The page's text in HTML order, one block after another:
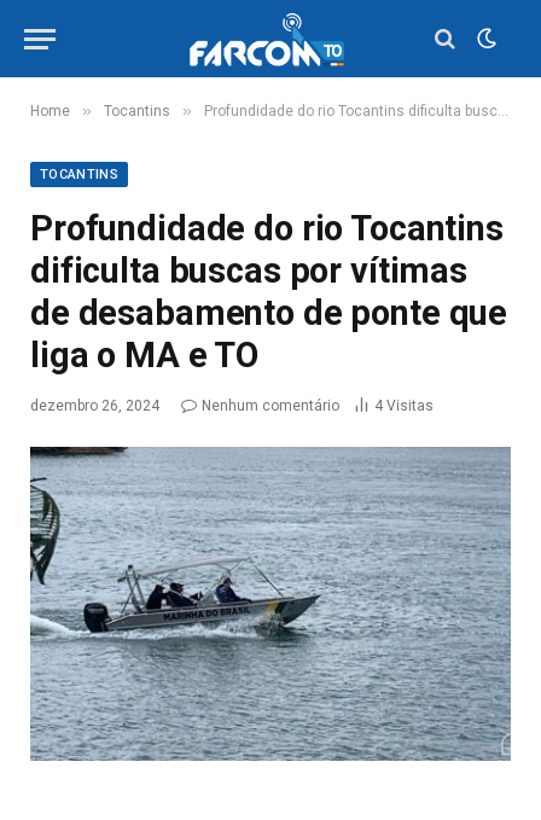
Home » Tocantins » Profundidade do rio Tocantins dificulta buscas por vítimas de desabamento de ponte que liga o MA e TO
TOCANTINS
Profundidade do rio Tocantins
dificulta buscas por vítimas
de desabamento de ponte que
liga o MA e TO
dezembro 26, 2024 Nenhum comentário 4 Visitas